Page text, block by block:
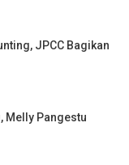
JPCC Bagikan
Melly Pangestu